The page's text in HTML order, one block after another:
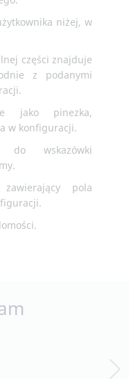
niżej, w
części znajduje
z podanymi
jako pinezka,
w konfiguracji.
do wskazówki
pola